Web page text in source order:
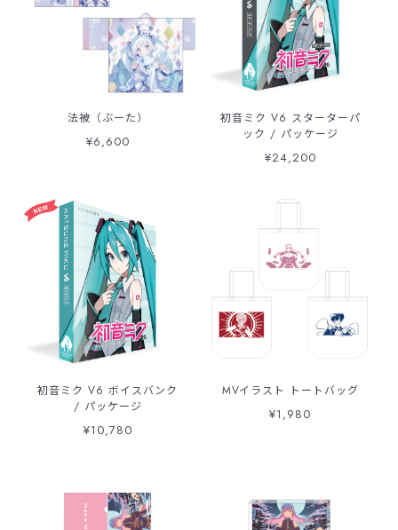
法被（ぶーた）
¥6,600
初音ミク V6 スターターパ
ック / パッケージ
¥24,200
初音ミク V6 ボイスバンク
/ パッケージ
¥10,780
MVイラスト トートバッグ
¥1,980